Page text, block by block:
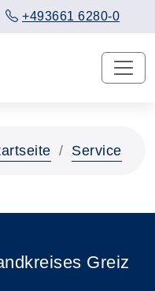
+493661 6280-0
Service
Greiz